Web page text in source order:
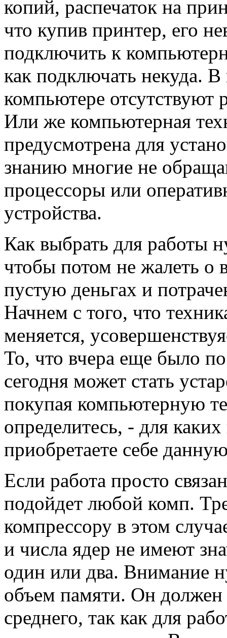
копий, распечаток на
что купив принтер, его
подключить к
как подключать некуда.
компьютере отсутствуют
Или же компьютерная
предусмотрена для
знанию многие не
процессоры или
устройства.
Как выбрать для работы
чтобы потом не жалеть
пустую деньгах и
Начнем с того, что
меняется,
То, что вчера еще было
сегодня может стать
покупая компьютерную
определитесь, - для
приобретаете себе
Если работа просто
подойдет любой комп.
компрессору в этом
и числа ядер не имеют
один или два. Внимание
объем памяти. Он
среднего, так как для